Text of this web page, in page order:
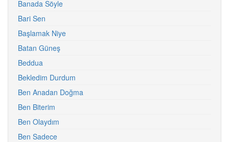
Banada Söyle
Bari Sen
Başlamak Niye
Batan Güneş
Beddua
Bekledim Durdum
Ben Anadan Doğma
Ben Biterim
Ben Olaydım
Ben Sadece